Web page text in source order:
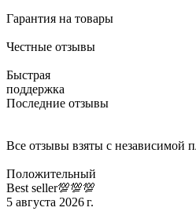
Гарантия на товары
Честные отзывы
Быстрая
поддержка
Последние отзывы
Все отзывы взяты с независимой
Положительный
Best seller💯💯💯
5 августа 2026 г.